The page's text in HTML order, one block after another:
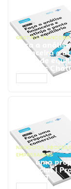
GESTÃO FINANCEIRA
Faça a análise
financeira e
ponto de
Prompts
NEGÓCIOS,
EMPRESARIAIS
Faça uma
comercial |
ChatGPT